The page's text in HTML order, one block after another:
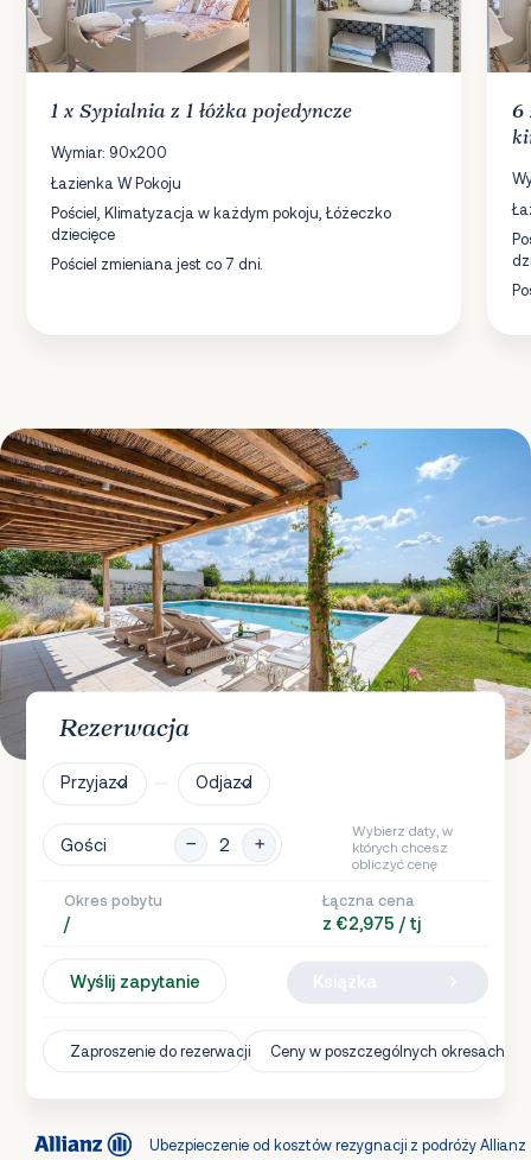
1 xSypialniaz 1 łóżka pojedyncze
Wymiar: 90x200
Łazienka W Pokoju
Pościel, Klimatyzacja w każdym pokoju, Łóżeczko
dziecięce
Pościel zmieniana jest co 7 dni.
6
Rezerwacja
Przyjazd Odjazd
Gości
Wybierz daty, w
których chcesz
obliczyć cenę
Okres pobytu
/
Łączna cena
z €2,975 / tj
Wyślij zapytanie
Zaproszenie do rezerwacji Ceny w poszczególnych okresach
Ubezpieczenie od kosztów rezygnacji z podróży Allianz